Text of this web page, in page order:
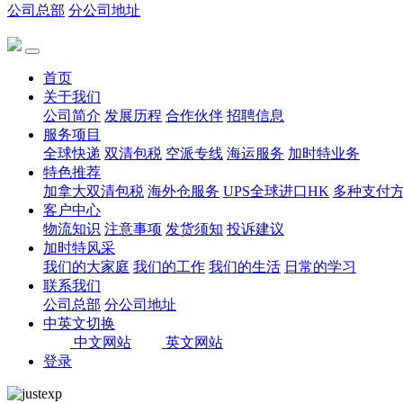
公司总部 分公司地址
首页
关于我们
公司简介 发展历程 合作伙伴 招聘信息
服务项目
全球快递 双清包税 空派专线 海运服务 加时特业务
特色推荐
加拿大双清包税 海外仓服务 UPS全球进口HK 多种支付
客户中心
物流知识 注意事项 发货须知 投诉建议
加时特风采
我们的大家庭 我们的工作 我们的生活 日常的学习
联系我们
公司总部 分公司地址
中英文切换
中文网站
英文网站
登录